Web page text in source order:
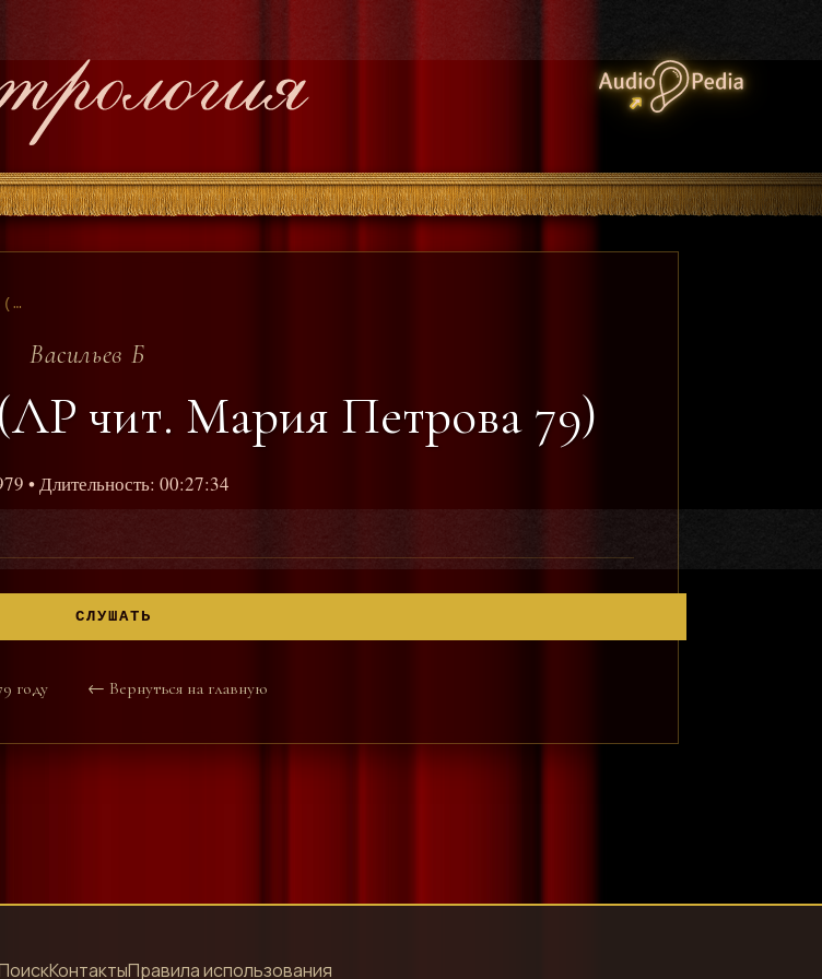
ВАСИЛЬЕВ Б - А ЗОРИ ЗДЕСЬ ТИХИЕ (ЛР ЧИТ. МАРИЯ ПЕТРОВА 79)
Васильев Б
чит. Мария Петрова 79)
• Длительность: 00:27:34
СЛУШАТЬ
году ← Вернуться на главную
КонтактыПравила использования